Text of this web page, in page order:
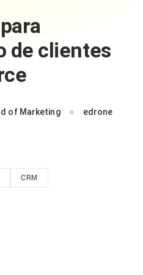
de clientes
of Marketing edrone
CRM